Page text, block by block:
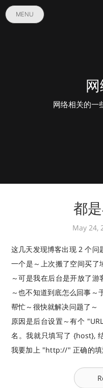
MENU
网络相关的一
都
May 24,
这几天发现博客出现 2 个问
一个是～上次搬了空间买
～可是我在后台是开放了
～也不知道到底怎么回事～
帮忙～很快就解决问题了～
原因是后台设置～有个
名。我就只填写了 {host},
我要加上 "http://" 正确的